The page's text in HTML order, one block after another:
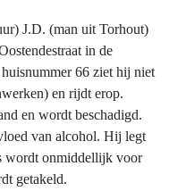
J.D. (man uit Torhout)
in de
66 ziet hij niet
en rijdt erop.
en wordt beschadigd.
van alcohol. Hij legt
wordt onmiddellijk voor
getakeld.